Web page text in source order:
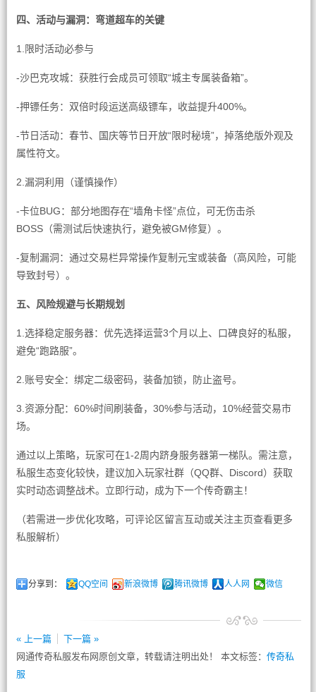
四、活动与漏洞：弯道超车的关键
1.限时活动必参与
-沙巴克攻城：获胜行会成员可领取“城主专属装备箱”。
-押镖任务：双倍时段运送高级镖车，收益提升400%。
-节日活动：春节、国庆等节日开放“限时秘境”，掉落绝版外观及
属性符文。
2.漏洞利用（谨慎操作）
-卡位BUG：部分地图存在“墙角卡怪”点位，可无伤击杀
BOSS（需测试后快速执行，避免被GM修复）。
-复制漏洞：通过交易栏异常操作复制元宝或装备（高风险，可能
导致封号）。
五、风险规避与长期规划
1.选择稳定服务器：优先选择运营3个月以上、口碑良好的私服，
避免“跑路服”。
2.账号安全：绑定二级密码，装备加锁，防止盗号。
3.资源分配：60%时间刷装备，30%参与活动，10%经营交易市
场。
通过以上策略，玩家可在1-2周内跻身服务器第一梯队。需注意，
私服生态变化较快，建议加入玩家社群（QQ群、Discord）获取
实时动态调整战术。立即行动，成为下一个传奇霸主！
（若需进一步优化攻略，可评论区留言互动或关注主页查看更多
私服解析）
分享到： QQ空间 新浪微博 腾讯微博 人人网 微信
« 上一篇
下一篇 »
网通传奇私服发布网原创文章，转载请注明出处！ 本文标签： 传奇私
服